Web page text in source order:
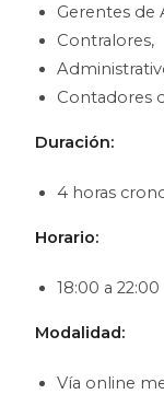
Gerentes de
Contralores,
Contadores
Duración:
4 horas
Horario:
18:00 a 22:00
Modalidad:
Vía online